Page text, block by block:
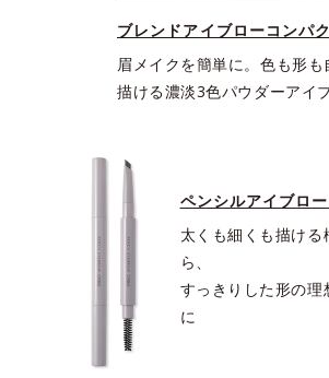
ブレンドアイブローコンパ
眉メイクを簡単に。色も形も
描ける濃淡3色パウダーアイ
ペンシルアイブロ
太くも細くも描ける
ら、
すっきりした形の理
に